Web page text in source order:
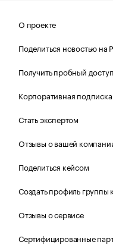
О проекте
Поделиться новостью на
Получить пробный доступ
Корпоративная
Стать экспертом
Отзывы о вашей
Поделиться кейсом
Создать профиль группы
Отзывы о сервисе
Сертифицированные